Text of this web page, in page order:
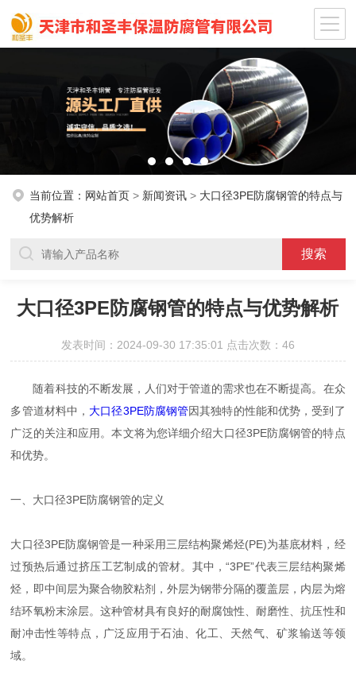
当前位置： 网站首页 > 新闻资讯 > 大口径3PE防腐钢管的特点与
优势解析
大口径3PE防腐钢管的特点与优势解析
发表时间：2024-09-30 17:35:01 点击次数：46
随着科技的不断发展，人们对于管道的需求也在不断提高。在众
多管道材料中， 大口径3PE防腐钢管因其独特的性能和优势，受到了
广泛的关注和应用。本文将为您详细介绍大口径3PE防腐钢管的特点
和优势。
一、大口径3PE防腐钢管的定义
大口径3PE防腐钢管是一种采用三层结构聚烯烃(PE)为基底材料，经
过预热后通过挤压工艺制成的管材。其中，“3PE”代表三层结构聚烯
烃，即中间层为聚合物胶粘剂，外层为钢带分隔的覆盖层，内层为熔
结环氧粉末涂层。这种管材具有良好的耐腐蚀性、耐磨性、抗压性和
耐冲击性等特点，广泛应用于石油、化工、天然气、矿浆输送等领
域。